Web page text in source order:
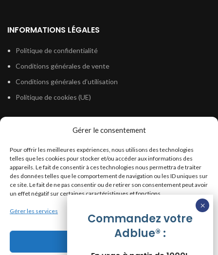
Gérer le consentement
Pour offrir les meilleures expériences, nous utilisons des technologies
telles que les cookies pour stocker et/ou accéder aux informations des
appareils. Le fait de consentir à ces technologies nous permettra de traiter
des données telles que le comportement de navigation ou les ID uniques sur
ce site. Le fait de ne pas consentir ou de retirer son consentement peut avoir
un effet négatif sur certaines caractéristiques et fonctions.
Gérer les services
INFORMATIONS LÉGALES
Politique de confidentialité
Conditions générales de vente
Conditions générales d’utilisation
Politique de cookies (UE)
Législation Gasoil Fioul GNR
Législation Essence
Législation Adblue
Législation Eau
Législation Lubrifiant
Législation Phytosanitaire
Commandez votre
Adblue® :